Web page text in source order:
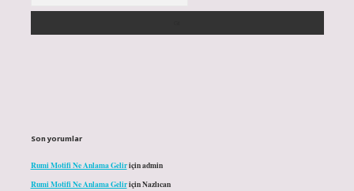
Son yorumlar
Rumi Motifi Ne Anlama Geliriçinadmin
Rumi Motifi Ne Anlama GeliriçinNazlıcan